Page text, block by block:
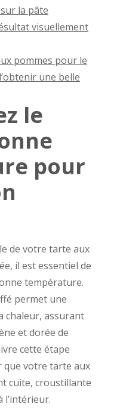
la pâte
visuellement
pommes pour le
une belle
le
pour
de votre tarte aux
il est essentiel de
température.
permet une
chaleur, assurant
et dorée de
cette étape
votre tarte aux
cuite, croustillante
l’intérieur.